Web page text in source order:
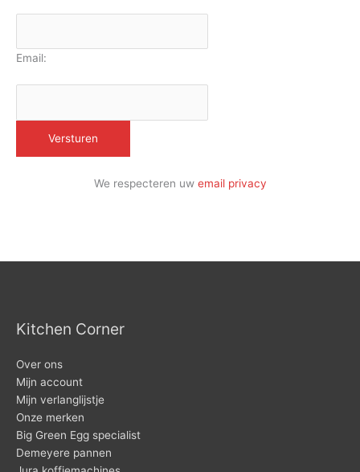
Email:
We respecteren uw email privacy
Kitchen Corner
Over ons
Mijn account
Mijn verlanglijstje
Onze merken
Big Green Egg specialist
Demeyere pannen